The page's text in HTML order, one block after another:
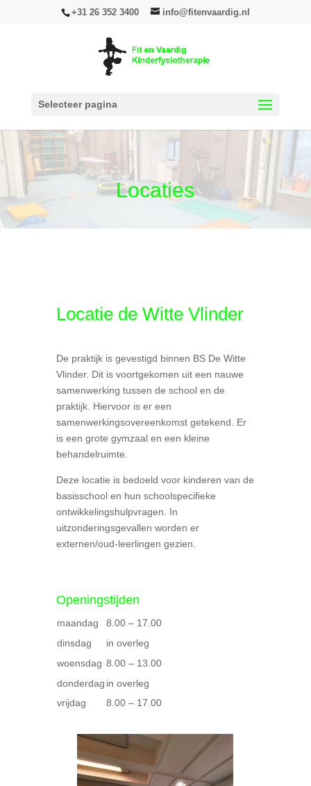
+31 26 352 3400 info@fitenvaardig.nl
Selecteer pagina
Locaties
Locatie de Witte Vlinder
De praktijk is gevestigd binnen BS De Witte
Vlinder. Dit is voortgekomen uit een nauwe
samenwerking tussen de school en de
praktijk. Hiervoor is er een
samenwerkingsovereenkomst getekend. Er
is een grote gymzaal en een kleine
behandelruimte.
Deze locatie is bedoeld voor kinderen van de
basisschool en hun schoolspecifieke
ontwikkelingshulpvragen. In
uitzonderingsgevallen worden er
externen/oud-leerlingen gezien.
Openingstijden
maandag
8.00 – 17.00
dinsdag
in overleg
woensdag 8.00 – 13.00
donderdag in overleg
vrijdag
8.00 – 17.00